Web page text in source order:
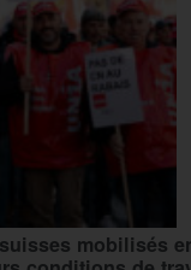
mobilisés